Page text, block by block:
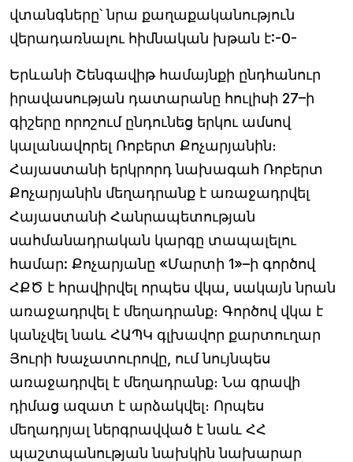
վտանգները՝ նրա քաղաքականություն
վերադառնալու հիմնական խթան է:-0-
Երևանի Շենգավիթ համայնքի ընդհանուր
իրավասության դատարանը հուլիսի 27–ի
գիշերը որոշում ընդունեց երկու ամսով
կալանավորել Ռոբերտ Քոչարյանին։
Հայաստանի երկրորդ նախագահ Ռոբերտ
Քոչարյանին մեղադրանք է առաջադրվել
Հայաստանի Հանրապետության
սահմանադրական կարգը տապալելու
համար: Քոչարյանը «Մարտի 1»–ի գործով
ՀՔԾ է հրավիրվել որպես վկա, սակայն նրան
առաջադրվել է մեղադրանք։ Գործով վկա է
կանչվել նաև ՀԱՊԿ գլխավոր քարտուղար
Յուրի Խաչատուրովը, ում նույնպես
առաջադրվել է մեղադրանք։ Նա գրավի
դիմաց ազատ է արձակվել։ Որպես
մեղադրյալ ներգրավված է նաև ՀՀ
պաշտպանության նախկին նախարար